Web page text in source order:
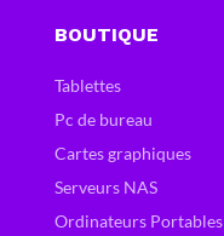
BOUTIQUE
Tablettes
Pc de bureau
Cartes graphiques
Serveurs NAS
Ordinateurs Portables